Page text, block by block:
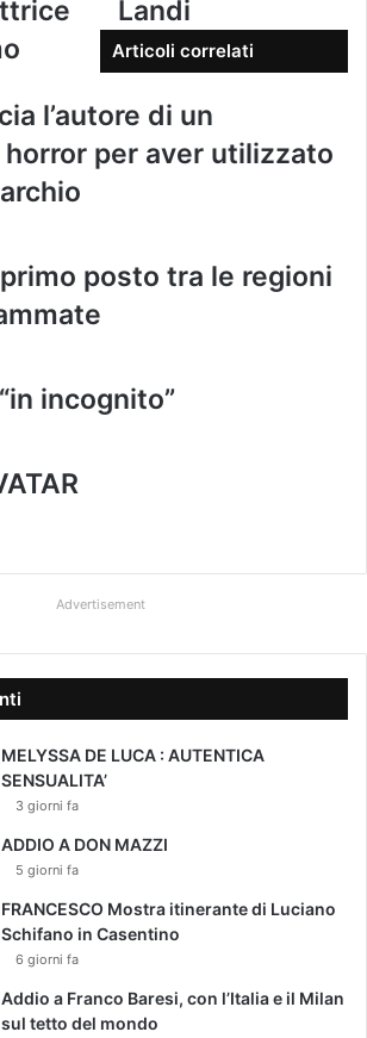
d
i
G
n
d
Landi
Articoli correlati
l’autore di un
per aver utilizzato
posto tra le regioni
incognito”
Advertisement
MELYSSA DE LUCA : AUTENTICA
SENSUALITA’
3 giorni fa
ADDIO A DON MAZZI
5 giorni fa
FRANCESCO Mostra itinerante di Luciano
Schifano in Casentino
6 giorni fa
Addio a Franco Baresi, con l’Italia e il Milan
sul tetto del mondo